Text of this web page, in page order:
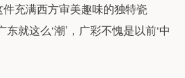
充满西方审美趣味的独特瓷
就这么‘潮’，广彩不愧是以前‘中